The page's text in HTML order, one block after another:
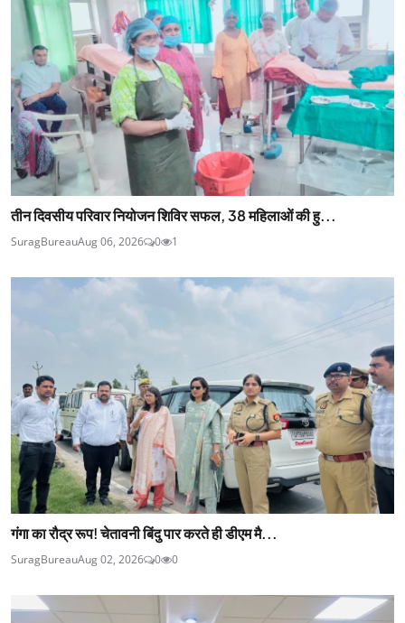
तीन दिवसीय परिवार नियोजन शिविर सफल, 38 महिलाओं की हु...
SuragBureauAug 06, 2026 0 1
गंगा का रौद्र रूप! चेतावनी बिंदु पार करते ही डीएम मै...
SuragBureauAug 02, 2026 0 0